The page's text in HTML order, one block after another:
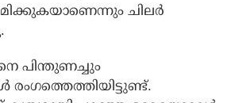
ചിലര്‍
പിന്തുണച്ചും
രംഗത്തെത്തിയിട്ടുണ്ട്.